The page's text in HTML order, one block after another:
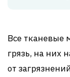
Все тканевые
грязь, на них
от